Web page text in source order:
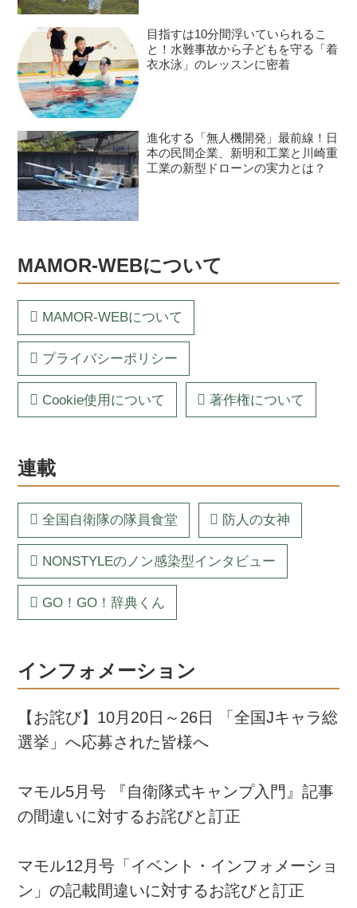
目指すは10分間浮いていられるこ
と！水難事故から子どもを守る「着
衣水泳」のレッスンに密着
進化する「無人機開発」最前線！日
本の民間企業、新明和工業と川崎重
工業の新型ドローンの実力とは？
MAMOR-WEBについて
MAMOR-WEBについて
プライバシーポリシー
Cookie使用について 著作権について
連載
全国自衛隊の隊員食堂 防人の女神
NONSTYLEのノン感染型インタビュー
GO！GO！辞典くん
インフォメーション
【お詫び】10月20日～26日 「全国Jキャラ総
選挙」へ応募された皆様へ
マモル5月号 『自衛隊式キャンプ入門』記事
の間違いに対するお詫びと訂正
マモル12月号「イベント・インフォメーショ
ン」の記載間違いに対するお詫びと訂正